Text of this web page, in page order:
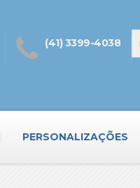
(41) 3399-4038
PERSONALIZAÇÕES